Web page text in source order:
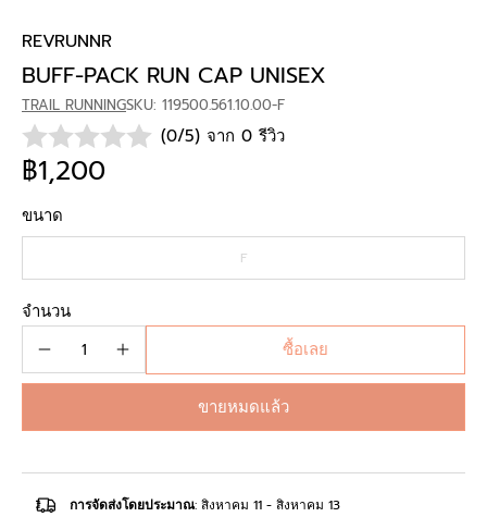
REVRUNNR
BUFF-PACK RUN CAP UNISEX
TRAIL RUNNINGSKU: 119500.561.10.00-F
(0/5) จาก 0 รีวิว
฿1,200
ขนาด
F
จำนวน
ขายหมดแล้ว
ซื้อเลย
การจัดส่งโดยประมาณ: สิงหาคม 11 - สิงหาคม 13